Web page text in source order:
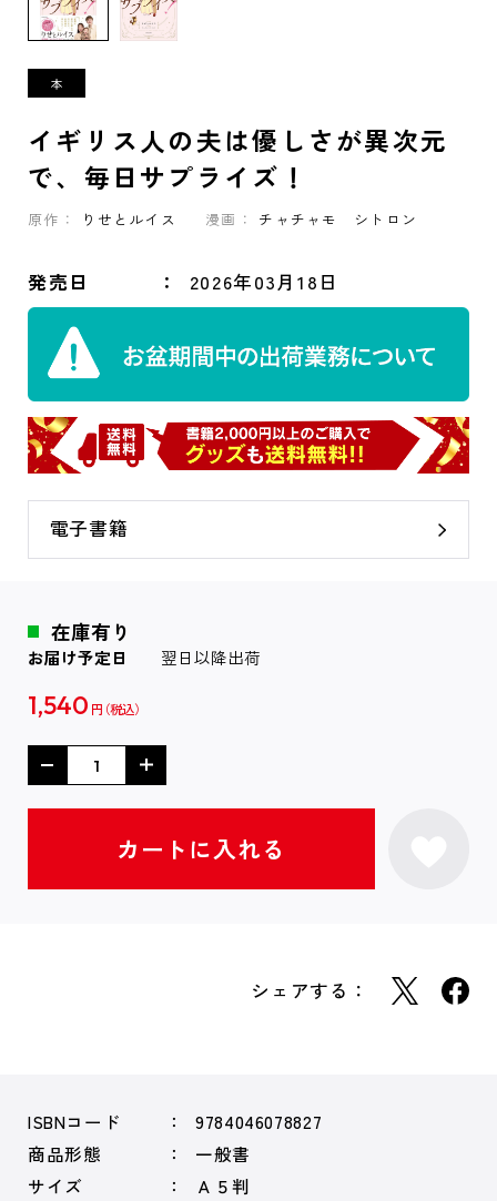
イギリス人の夫は優しさが異次元
で、毎日サプライズ！
原作： りせとルイス 漫画： チャチャモ シトロン
発売日 2026年03月18日
電子書籍
在庫有り
お届け予定日 翌日以降出荷
1,540 円
シェアする：
ISBNコード
9784046078827
商品形態
一般書
サイズ
Ａ５判